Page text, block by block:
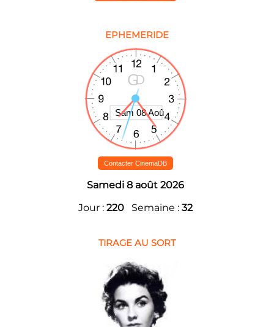
EPHEMERIDE
Contacter CinemaDB
Samedi 8 août 2026
Jour : 220 Semaine : 32
TIRAGE AU SORT